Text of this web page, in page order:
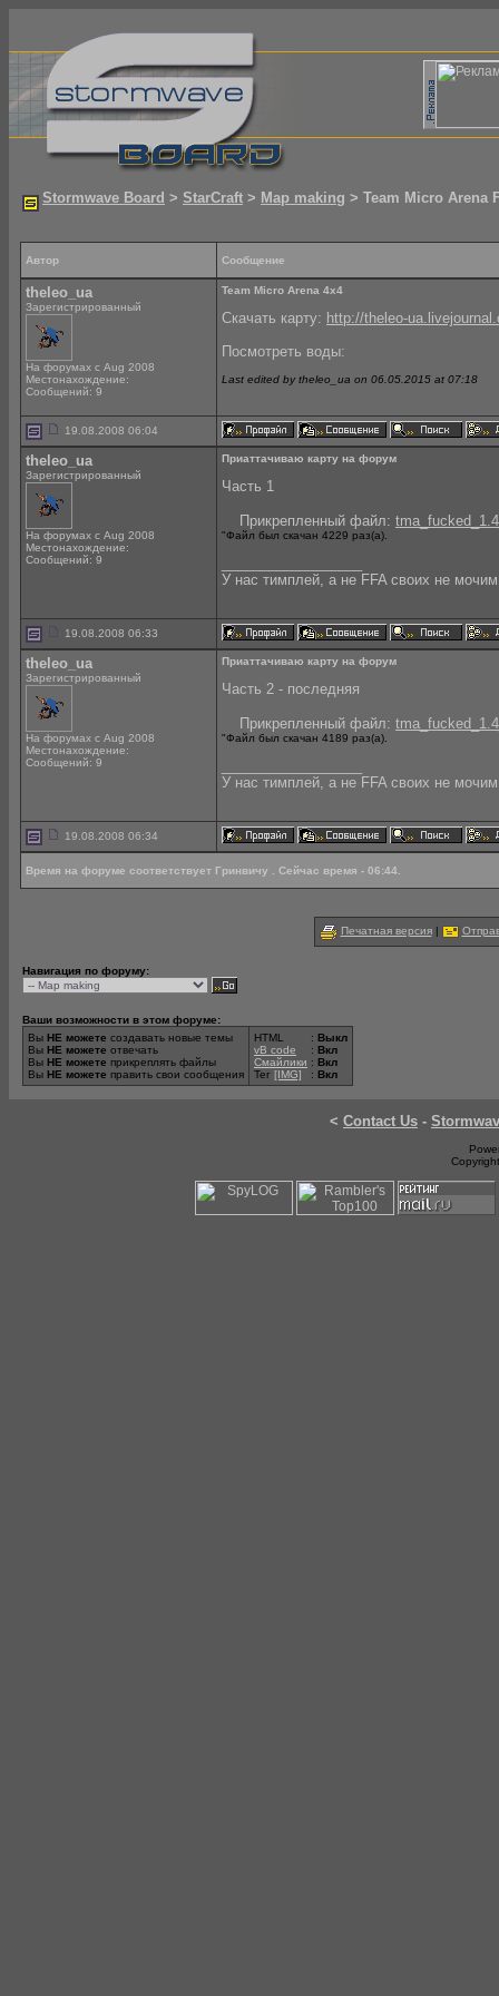
Stormwave Board > StarCraft > Map making > Team Micro Arena
Автор Сообщение
theleo_ua
Зарегистрированный
На форумах с Aug 2008
Местонахождение:
Сообщений: 9
Team Micro Arena 4x4
Скачать карту: http://theleo-
Посмотреть воды:
Last edited by theleo_ua on 06.05.2015 at 07:18
19.08.2008 06:04
theleo_ua
Зарегистрированный
На форумах с Aug 2008
Местонахождение:
Сообщений: 9
Приаттачиваю карту на форум
Часть 1
Прикрепленный файл:
"Файл был скачан 4229 раз(а).
У нас тимплей, а не FFA своих не
19.08.2008 06:33
theleo_ua
Зарегистрированный
На форумах с Aug 2008
Местонахождение:
Сообщений: 9
Приаттачиваю карту на форум
Часть 2 - последняя
Прикрепленный файл:
"Файл был скачан 4189 раз(а).
У нас тимплей, а не FFA своих не
19.08.2008 06:34
Время на форуме соответствует Гринвичу . Сейчас время - 06:44.
Печатная версия|
Навигация по форуму:
Ваши возможности в этом форуме:
Вы НЕ можете создавать новые темы
Вы НЕ можете отвечать
Вы НЕ можете прикреплять файлы
Вы НЕ можете править свои сообщения
HTML
vB code
Смайлики
Тег [IMG]
: Выкл
: Вкл
: Вкл
: Вкл
< Contact Us -